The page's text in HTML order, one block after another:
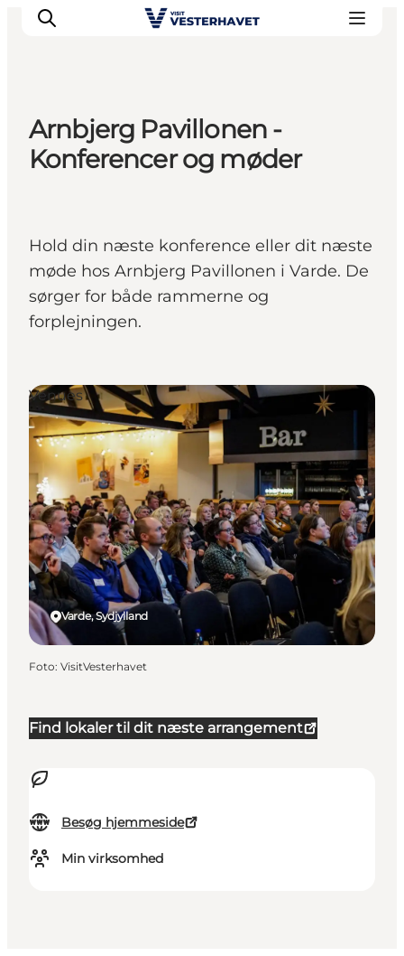
Det sker
Køb billet
Planlæg din ferie
Arnbjerg Pavillonen -
Konferencer og møder
Hold din næste konference eller dit næste
møde hos Arnbjerg Pavillonen i Varde. De
sørger for både rammerne og
forplejningen.
Find lokaler til dit næste arrangement
Besøg hjemmeside
Min virksomhed
Varde, Sydjylland
Venues
Foto: VisitVesterhavet